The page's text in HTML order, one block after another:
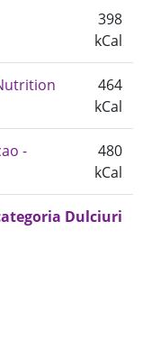
398
kCal
464
kCal
-
480
kCal
Dulciuri